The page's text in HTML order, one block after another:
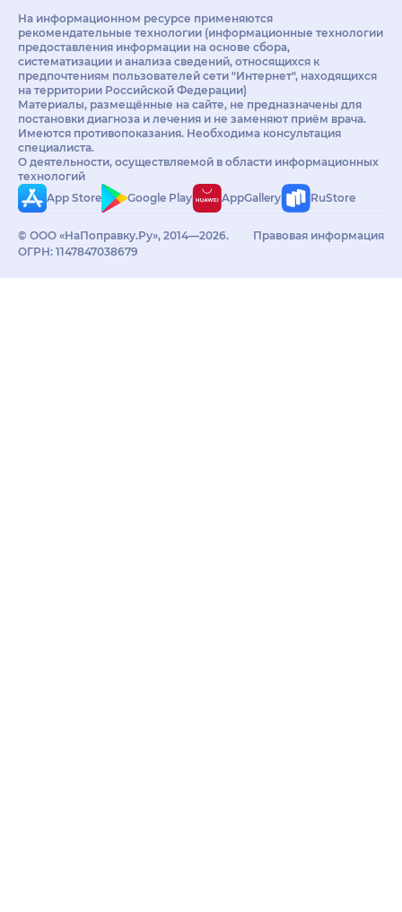
На информационном ресурсе применяются
рекомендательные технологии (информационные технологии
предоставления информации на основе сбора,
систематизации и анализа сведений, относящихся к
предпочтениям пользователей сети "Интернет", находящихся
на территории Российской Федерации)
Материалы, размещённые на сайте, не предназначены для
постановки диагноза и лечения и не заменяют приём врача.
Имеются противопоказания. Необходима консультация
специалиста.
О деятельности, осуществляемой в области информационных
технологий
App Store
Google Play AppGallery RuStore
© ООО «НаПоправку.Ру», 2014—2026.
ОГРН: 1147847038679
Правовая информация